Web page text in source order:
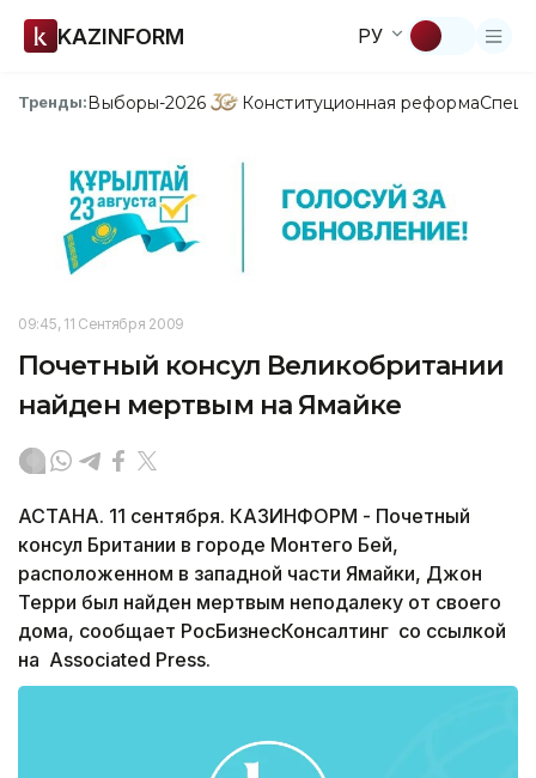
KAZINFORM РУ
Тренды:Выборы-2026 Конституционная реформа
09:45, 11 Сентября 2009
Почетный консул Великобритании
найден мертвым на Ямайке
АСТАНА. 11 сентября. КАЗИНФОРМ - Почетный
консул Британии в городе Монтего Бей,
расположенном в западной части Ямайки, Джон
Терри был найден мертвым неподалеку от своего
дома, сообщает РосБизнесКонсалтинг со ссылкой
на Associated Press.